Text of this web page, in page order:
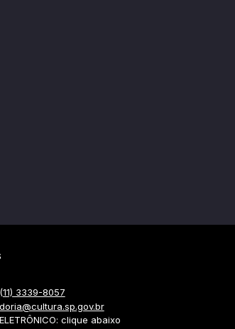
(11) 3339-8057
ELETRÔNICO: clique abaixo